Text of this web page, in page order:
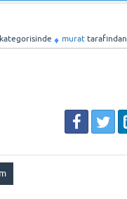
kategorisinde ♦ murat tarafından